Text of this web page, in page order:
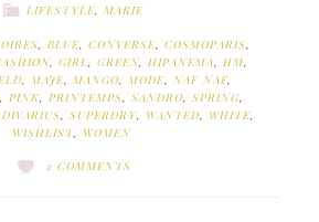
LIFESTYLE, MARIE
BLUE, CONVERSE, COSMOPARIS
, GIRL, GREEN, HIPANEMA, HM,
, MAJE, MANGO, MODE,NAF NAF,
, PINK, PRINTEMPS, SANDRO, SPRING,
, SUPERDRY, WANTED, WHITE,
WISHLIST, WOMEN
2 COMMENTS